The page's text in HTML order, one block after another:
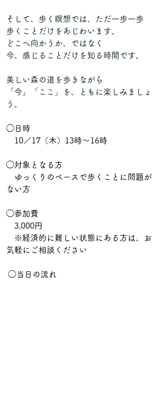
そして、歩く瞑想では、ただ一歩一歩
歩くことだけをあじわいます。
どこへ向かうか、ではなく
今、感じることだけを知る時間です。
美しい森の道を歩きながら
「今」「ここ」を、ともに楽しみましょ
う。
◯日時
10／17（木）13時〜16時
◯対象となる方
ゆっくりのペースで歩くことに問題が
ない方
◯参加費
3,000円
※経済的に難しい状態にある方は、お
気軽にご相談ください
◯当日の流れ